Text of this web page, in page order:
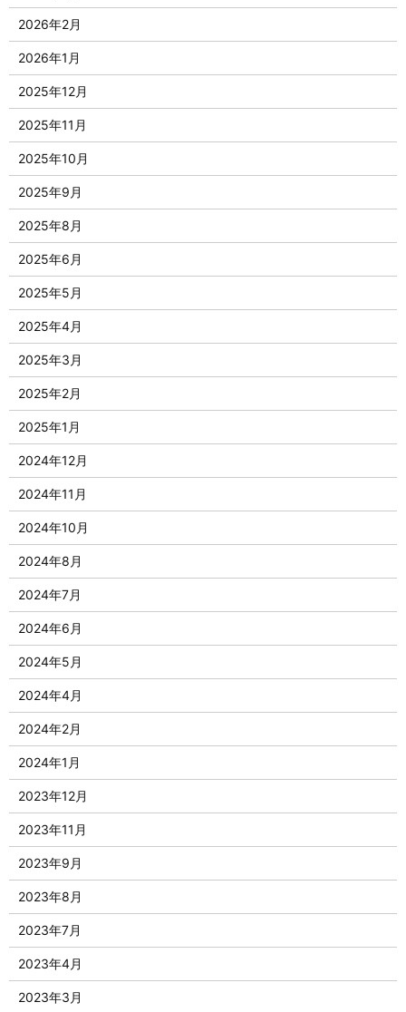
2026年2月
2026年1月
2025年12月
2025年11月
2025年10月
2025年9月
2025年8月
2025年6月
2025年5月
2025年4月
2025年3月
2025年2月
2025年1月
2024年12月
2024年11月
2024年10月
2024年8月
2024年7月
2024年6月
2024年5月
2024年4月
2024年2月
2024年1月
2023年12月
2023年11月
2023年9月
2023年8月
2023年7月
2023年4月
2023年3月